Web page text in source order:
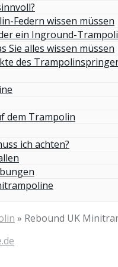
Federn wissen müssen
ein Inground-
Sie alles wissen müssen
des
dem Trampolin
ich achten?
» Rebound UK